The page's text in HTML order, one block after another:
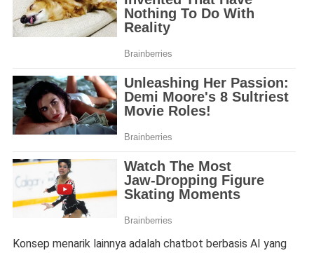
Konsep menarik lainnya adalah chatbot berbasis AI yang